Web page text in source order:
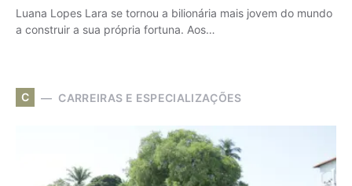
Luana Lopes Lara se tornou a bilionária mais jovem do mundo
a construir a sua própria fortuna. Aos…
C CARREIRAS E ESPECIALIZAÇÕES